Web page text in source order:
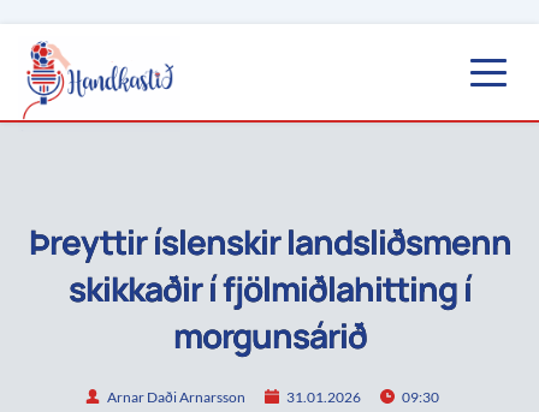
Þreyttir íslenskir landsliðsmenn
skikkaðir í fjölmiðlahitting í
morgunsárið
Arnar Daði Arnarsson 31.01.2026 09:30